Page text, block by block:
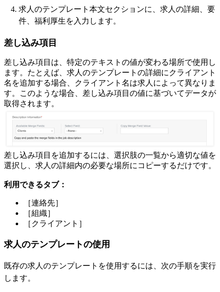
求人のテンプレート本文セクションに、求人の詳細、要
件、福利厚生を入力します。
差し込み項目
差し込み項目は、特定のテキストの値が変わる場所で使用し
ます。たとえば、求人のテンプレートの詳細にクライアント
名を追加する場合、クライアント名は求人によって異なりま
す。このような場合、差し込み項目の値に基づいてデータが
取得されます。
差し込み項目を追加するには、選択肢の一覧から適切な値を
選択し、求人の詳細内の必要な場所にコピーするだけです。
利用できるタブ：
［連絡先］
［組織］
［クライアント］
求人のテンプレートの使用
既存の求人のテンプレートを使用するには、次の手順を実行
します。